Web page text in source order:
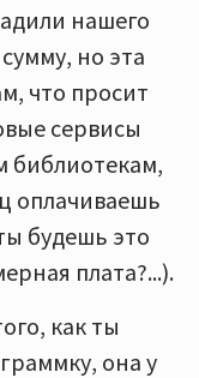
нашего
но эта
что просит
сервисы
библиотекам,
оплачиваешь
будешь это
плата?...).
как ты
она у